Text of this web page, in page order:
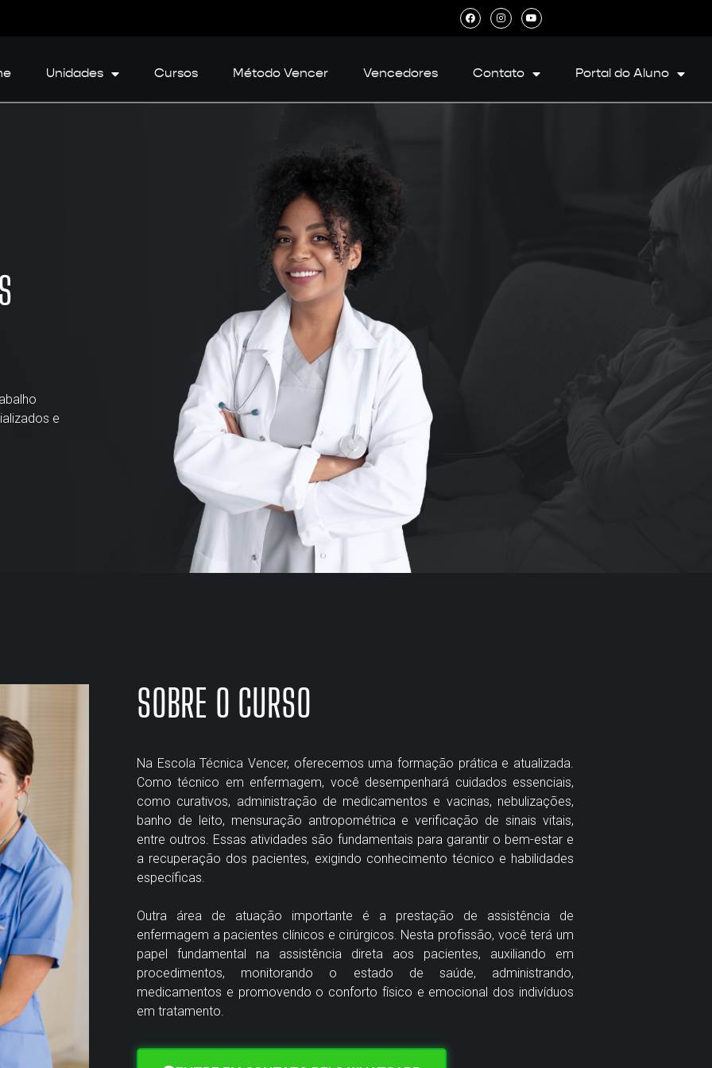
Unidades Cursos Método Vencer Vencedores Contato Portal do Aluno
e
SOBRE O CURSO
Na Escola Técnica Vencer, oferecemos uma formação prática e atualizada.
Como técnico em enfermagem, você desempenhará cuidados essenciais,
como curativos, administração de medicamentos e vacinas, nebulizações,
banho de leito, mensuração antropométrica e verificação de sinais vitais,
entre outros. Essas atividades são fundamentais para garantir o bem-estar e
a recuperação dos pacientes, exigindo conhecimento técnico e habilidades
específicas.
Outra área de atuação importante é a prestação de assistência de
enfermagem a pacientes clínicos e cirúrgicos. Nesta profissão, você terá um
papel fundamental na assistência direta aos pacientes, auxiliando em
procedimentos, monitorando o estado de saúde, administrando,
medicamentos e promovendo o conforto físico e emocional dos indivíduos
em tratamento.